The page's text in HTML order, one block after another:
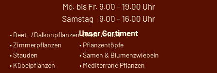
Mo. bis Fr. 9.00 – 19.00 Uhr
Samstag 9.00 – 16.00 Uhr
Unser Sortiment
• Beet- /Balkonpflanzen
•Zimmerpflanzen
•Stauden
• Kübelpflanzen
•Deko-Artikel
• Pflanzentöpfe
•Samen & Blumenzwiebeln
• Mediterrane Pflanzen